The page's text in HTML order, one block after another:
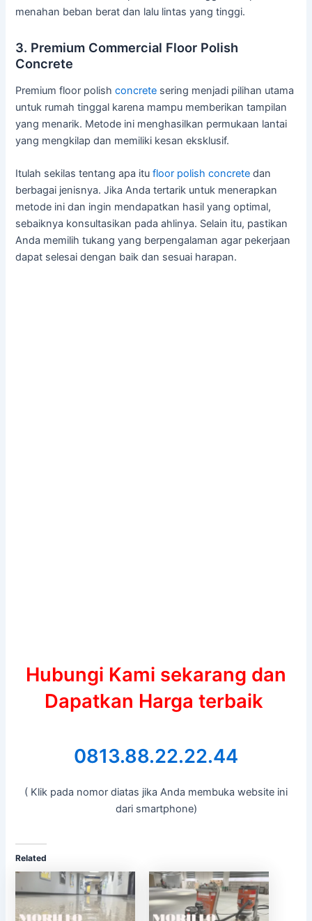
menahan beban berat dan lalu lintas yang tinggi.
3. Premium Commercial Floor Polish
Concrete
Premium floor polishconcrete sering menjadi pilihan utama
untuk rumah tinggal karena mampu memberikan tampilan
yang menarik. Metode ini menghasilkan permukaan lantai
yang mengkilap dan memiliki kesan eksklusif.
Itulah sekilas tentang apa itufloor polish concrete dan
berbagai jenisnya. Jika Anda tertarik untuk menerapkan
metode ini dan ingin mendapatkan hasil yang optimal,
sebaiknya konsultasikan pada ahlinya. Selain itu, pastikan
Anda memilih tukang yang berpengalaman agar pekerjaan
dapat selesai dengan baik dan sesuai harapan.
Hubungi Kami sekarang dan
Dapatkan Harga terbaik
0813.88.22.22.44
( Klik pada nomor diatas jika Anda membuka website ini
dari smartphone)
Related